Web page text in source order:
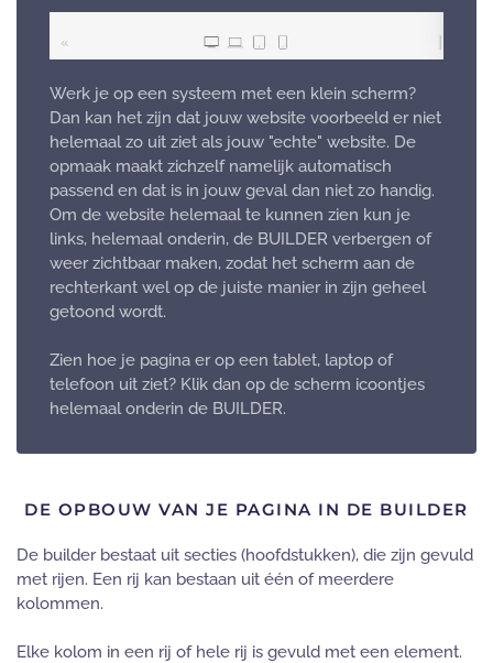
Werk je op een systeem met een klein scherm?
Dan kan het zijn dat jouw website voorbeeld er niet
helemaal zo uit ziet als jouw "echte" website. De
opmaak maakt zichzelf namelijk automatisch
passend en dat is in jouw geval dan niet zo handig.
Om de website helemaal te kunnen zien kun je
links, helemaal onderin, de BUILDER verbergen of
weer zichtbaar maken, zodat het scherm aan de
rechterkant wel op de juiste manier in zijn geheel
getoond wordt.
Zien hoe je pagina er op een tablet, laptop of
telefoon uit ziet? Klik dan op de scherm icoontjes
helemaal onderin de BUILDER.
DE OPBOUW VAN JE PAGINA IN DE BUILDER
De builder bestaat uit secties (hoofdstukken), die zijn gevuld
met rijen. Een rij kan bestaan uit één of meerdere
kolommen.
Elke kolom in een rij of hele rij is gevuld met een element.